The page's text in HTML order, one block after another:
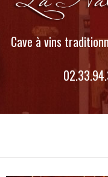
Cave à vins